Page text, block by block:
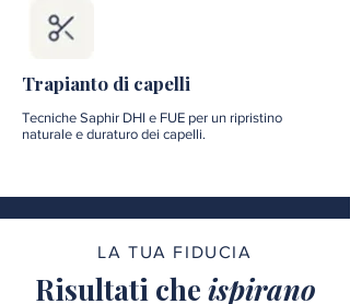
Trapianto di capelli
Tecniche Saphir DHI e FUE per un ripristino
naturale e duraturo dei capelli.
LA TUA FIDUCIA
Risultati che ispirano